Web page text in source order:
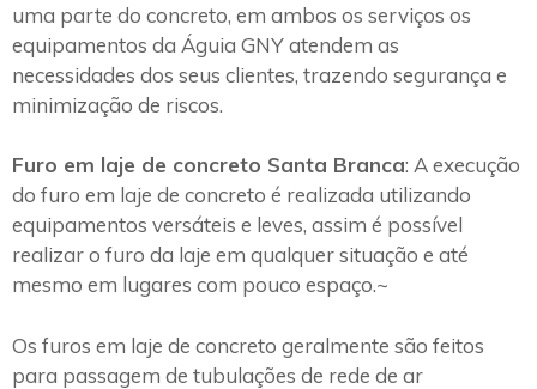
uma parte do concreto, em ambos os serviços os
equipamentos da Águia GNY atendem as
necessidades dos seus clientes, trazendo segurança e
minimização de riscos.
Furo em laje de concreto Santa Branca: A execução
do furo em laje de concreto é realizada utilizando
equipamentos versáteis e leves, assim é possível
realizar o furo da laje em qualquer situação e até
mesmo em lugares com pouco espaço.~
Os furos em laje de concreto geralmente são feitos
para passagem de tubulações de rede de ar